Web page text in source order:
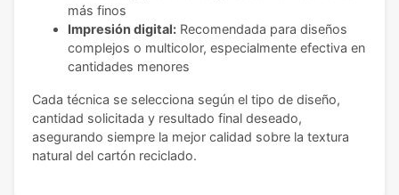
más finos
Impresión digital: Recomendada para diseños
complejos o multicolor, especialmente efectiva en
cantidades menores
Cada técnica se selecciona según el tipo de diseño,
cantidad solicitada y resultado final deseado,
asegurando siempre la mejor calidad sobre la textura
natural del cartón reciclado.